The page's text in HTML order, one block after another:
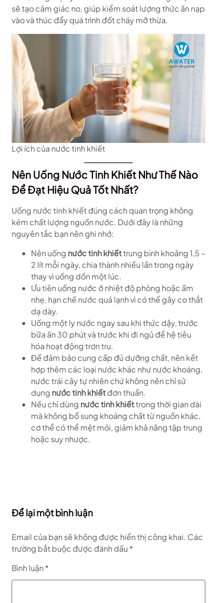
sẽ tạo cảm giác no, giúp kiểm soát lượng thức ăn nạp
vào và thúc đẩy quá trình đốt cháy mỡ thừa.
Lợi ích của nước tinh khiết
Nên Uống Nước Tinh Khiết Như Thế Nào
Để Đạt Hiệu Quả Tốt Nhất?
Uống nước tinh khiết đúng cách quan trọng không
kém chất lượng nguồn nước. Dưới đây là những
nguyên tắc bạn nên ghi nhớ:
Nên uống nước tinh khiếttrung bình khoảng 1,5 –
2 lít mỗi ngày, chia thành nhiều lần trong ngày
thay vì uống dồn một lúc.
Ưu tiên uống nước ở nhiệt độ phòng hoặc ấm
nhẹ, hạn chế nước quá lạnh vì có thể gây co thắt
dạ dày.
Uống một ly nước ngay sau khi thức dậy, trước
bữa ăn 30 phút và trước khi đi ngủ để hệ tiêu
hóa hoạt động trơn tru.
Để đảm bảo cung cấp đủ dưỡng chất, nên kết
hợp thêm các loại nước khác như nước khoáng,
nước trái cây tự nhiên chứ không nên chỉ sử
dụng nước tinh khiếtđơn thuần.
Nếu chỉ dùng nước tinh khiếttrong thời gian dài
mà không bổ sung khoáng chất từ nguồn khác,
cơ thể có thể mệt mỏi, giảm khả năng tập trung
hoặc suy nhược.
Để lại một bình luận
Email của bạn sẽ không được hiển thị công khai. Các
trường bắt buộc được đánh dấu *
Bình luận *